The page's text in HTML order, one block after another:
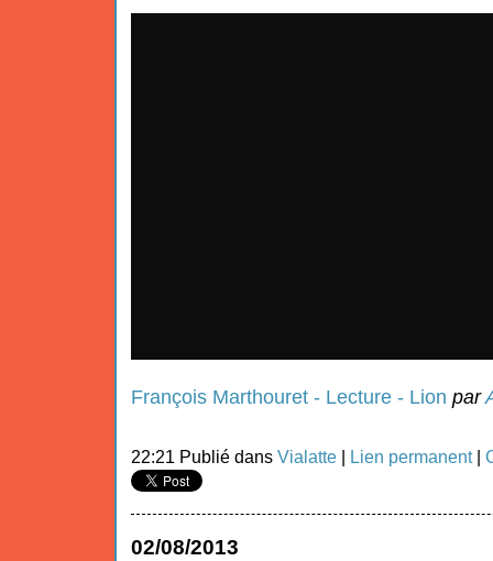
François Marthouret - Lecture - Lion par
22:21 Publié dans Vialatte| Lien permanent|
02/08/2013